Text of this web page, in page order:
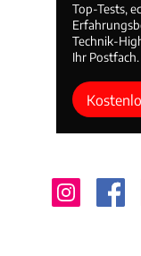
Top-Tests,
Technik-
Ihr Postfach.